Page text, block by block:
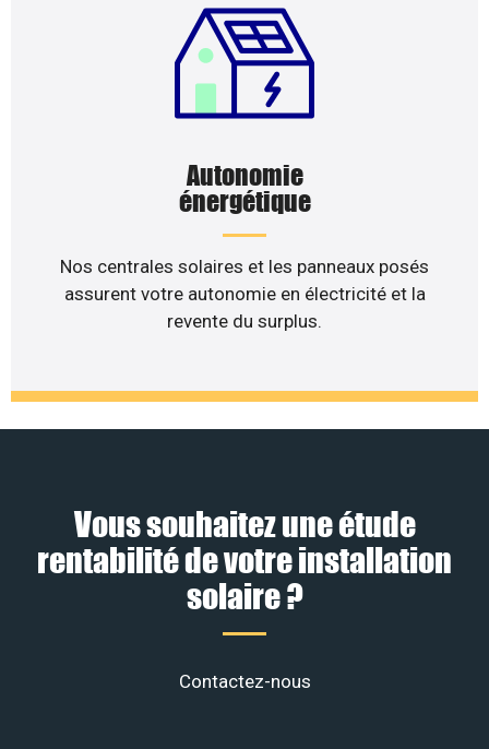
Autonomie
énergétique
Nos centrales solaires et les panneaux posés
assurent votre autonomie en électricité et la
revente du surplus.
Vous souhaitez une étude
rentabilité de votre installation
solaire ?
Contactez-nous